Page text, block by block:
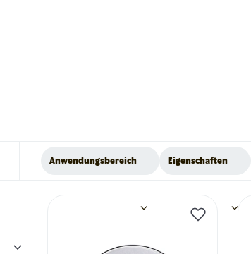
Anwendungsbereich Eigenschaften